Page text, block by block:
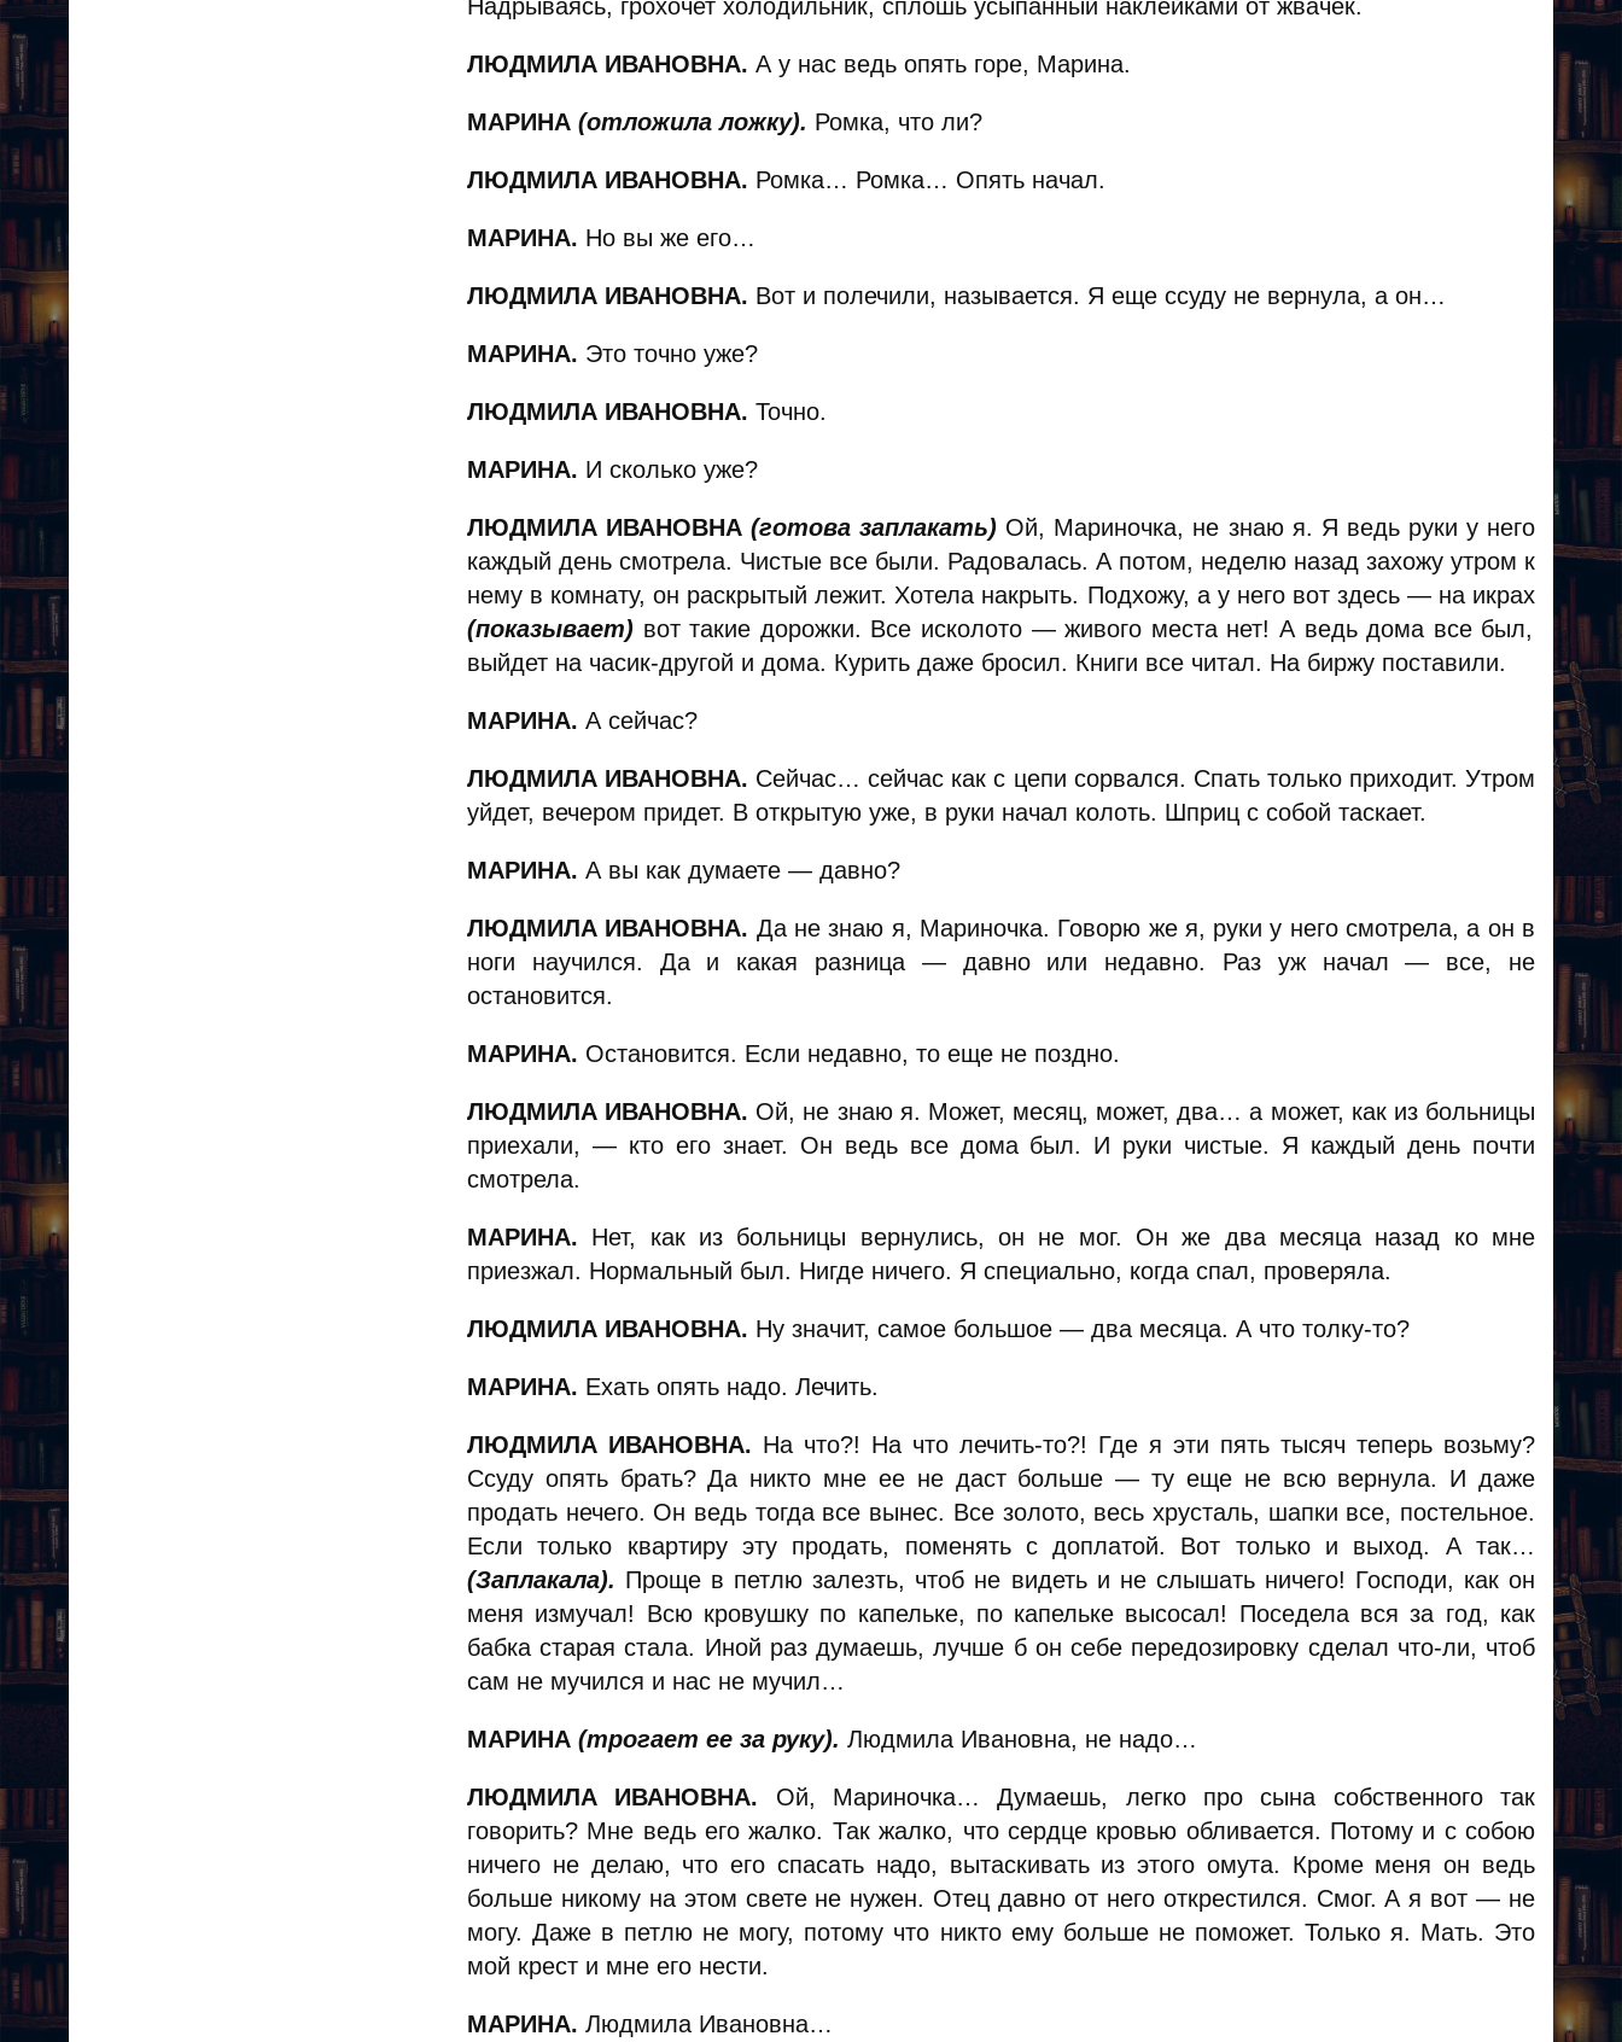
Надрываясь, грохочет холодильник, сплошь усыпанный наклейками от жвачек.
ЛЮДМИЛА ИВАНОВНА. А у нас ведь опять горе, Марина.
МАРИНА (отложила ложку). Ромка, что ли?
ЛЮДМИЛА ИВАНОВНА. Ромка… Ромка… Опять начал.
МАРИНА. Но вы же его…
ЛЮДМИЛА ИВАНОВНА. Вот и полечили, называется. Я еще ссуду не вернула, а он…
МАРИНА. Это точно уже?
ЛЮДМИЛА ИВАНОВНА. Точно.
МАРИНА. И сколько уже?
ЛЮДМИЛА ИВАНОВНА(готова заплакать) Ой, Мариночка, не знаю я. Я ведь руки у него
каждый день смотрела. Чистые все были. Радовалась. А потом, неделю назад захожу утром к
нему в комнату, он раскрытый лежит. Хотела накрыть. Подхожу, а у него вот здесь — на икрах
(показывает) вот такие дорожки. Все исколото — живого места нет! А ведь дома все был,
выйдет на часик-другой и дома. Курить даже бросил. Книги все читал. На биржу поставили.
МАРИНА. А сейчас?
ЛЮДМИЛА ИВАНОВНА. Сейчас… сейчас как с цепи сорвался. Спать только приходит. Утром
уйдет, вечером придет. В открытую уже, в руки начал колоть. Шприц с собой таскает.
МАРИНА. А вы как думаете — давно?
ЛЮДМИЛА ИВАНОВНА. Да не знаю я, Мариночка. Говорю же я, руки у него смотрела, а он в
ноги научился. Да и какая разница — давно или недавно. Раз уж начал — все, не
остановится.
МАРИНА. Остановится. Если недавно, то еще не поздно.
ЛЮДМИЛА ИВАНОВНА. Ой, не знаю я. Может, месяц, может, два… а может, как из больницы
приехали, — кто его знает. Он ведь все дома был. И руки чистые. Я каждый день почти
смотрела.
МАРИНА. Нет, как из больницы вернулись, он не мог. Он же два месяца назад ко мне
приезжал. Нормальный был. Нигде ничего. Я специально, когда спал, проверяла.
ЛЮДМИЛА ИВАНОВНА. Ну значит, самое большое — два месяца. А что толку-то?
МАРИНА. Ехать опять надо. Лечить.
ЛЮДМИЛА ИВАНОВНА. На что?! На что лечить-то?! Где я эти пять тысяч теперь возьму?
Ссуду опять брать? Да никто мне ее не даст больше — ту еще не всю вернула. И даже
продать нечего. Он ведь тогда все вынес. Все золото, весь хрусталь, шапки все, постельное.
Если только квартиру эту продать, поменять с доплатой. Вот только и выход. А так…
(Заплакала). Проще в петлю залезть, чтоб не видеть и не слышать ничего! Господи, как он
меня измучал! Всю кровушку по капельке, по капельке высосал! Поседела вся за год, как
бабка старая стала. Иной раз думаешь, лучше б он себе передозировку сделал что-ли, чтоб
сам не мучился и нас не мучил…
МАРИНА (трогает ее за руку). Людмила Ивановна, не надо…
ЛЮДМИЛА ИВАНОВНА. Ой, Мариночка… Думаешь, легко про сына собственного так
говорить? Мне ведь его жалко. Так жалко, что сердце кровью обливается. Потому и с собою
ничего не делаю, что его спасать надо, вытаскивать из этого омута. Кроме меня он ведь
больше никому на этом свете не нужен. Отец давно от него открестился. Смог. А я вот — не
могу. Даже в петлю не могу, потому что никто ему больше не поможет. Только я. Мать. Это
мой крест и мне его нести.
МАРИНА. Людмила Ивановна…